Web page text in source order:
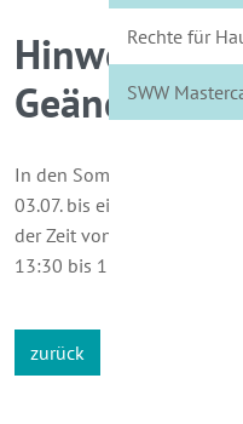
Hinweis in
Geänderte
In den Sommerferien ist
03.07. bis einschließlich
der Zeit von 08:30 bis
13:30 bis 18:00 Uhr
zurück
Kundenportal
Wir über Uns
Rechte für
SWW